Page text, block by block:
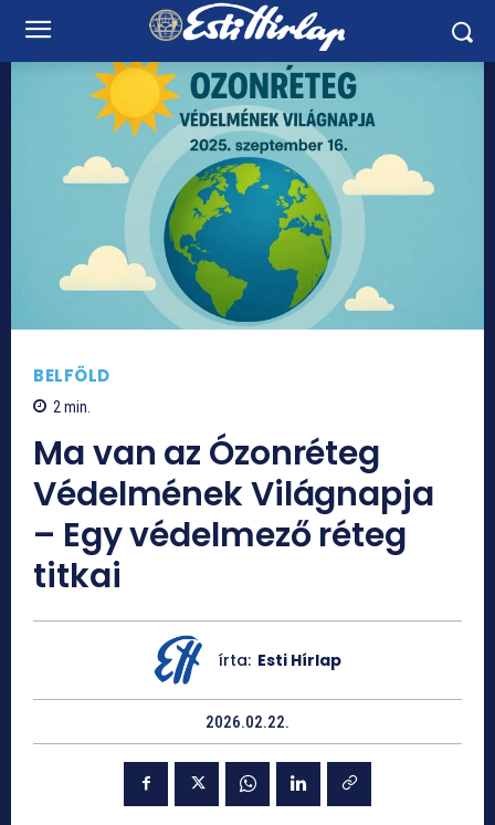
BELFÖLD
2min.
Ma van az Ózonréteg
Védelmének Világnapja
– Egy védelmező réteg
titkai
írta: Esti Hírlap
2026.02.22.